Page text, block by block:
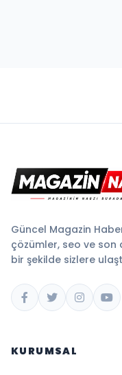
Güncel Magazin
çözümler, seo ve son
bir şekilde sizlere
KURUMSAL